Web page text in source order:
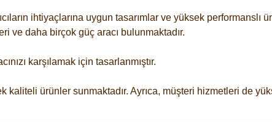
ihtiyaçlarına uygun tasarımlar ve yüksek
ve daha birçok güç aracı bulunmaktadır.
karşılamak için tasarlanmıştır.
ürünler sunmaktadır. Ayrıca, müşteri hizmetleri de